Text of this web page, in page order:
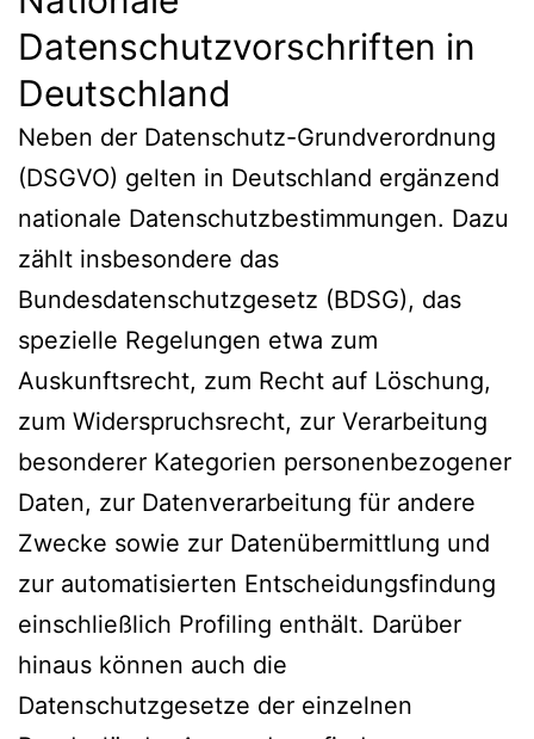
Datenschutzvorschriften in
Deutschland
Neben der Datenschutz-Grundverordnung
(DSGVO) gelten in Deutschland ergänzend
nationale Datenschutzbestimmungen. Dazu
zählt insbesondere das
Bundesdatenschutzgesetz (BDSG), das
spezielle Regelungen etwa zum
Auskunftsrecht, zum Recht auf Löschung,
zum Widerspruchsrecht, zur Verarbeitung
besonderer Kategorien personenbezogener
Daten, zur Datenverarbeitung für andere
Zwecke sowie zur Datenübermittlung und
zur automatisierten Entscheidungsfindung
einschließlich Profiling enthält. Darüber
hinaus können auch die
Datenschutzgesetze der einzelnen